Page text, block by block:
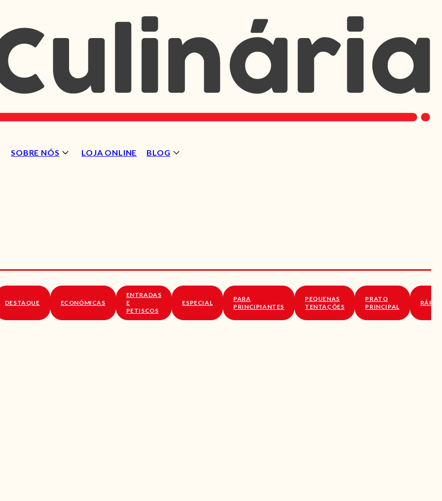
SOBRE NÓS LOJA ONLINE BLOG
SOBRE NÓS
DESTAQUE ECONÓMICAS
ENTRADAS
E
PETISCOS
ESPECIAL
PARA
PRINCIPIANTES
PEQUENAS
TENTAÇÕES
PRATO
PRINCIPAL